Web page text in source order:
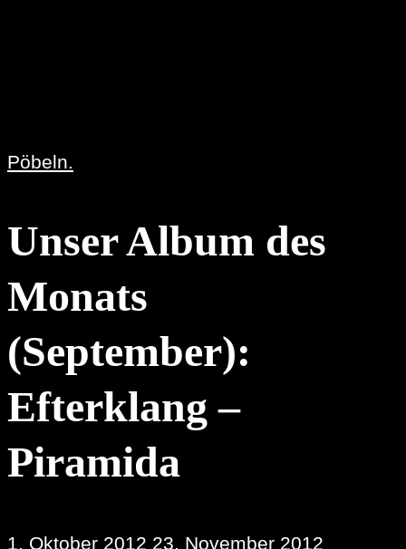
Pöbeln.
Unser Album des
Monats
(September):
Efterklang –
Piramida
1. Oktober 2012 23. November 2012